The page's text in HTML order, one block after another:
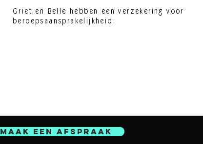
Griet en Belle hebben een verzekering voor
beroepsaansprakelijkheid.
Maak een afspraak